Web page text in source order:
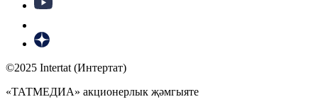
©2025 Intertat (Интертат)
«ТАТМЕДИА» акционерлык җәмгыяте